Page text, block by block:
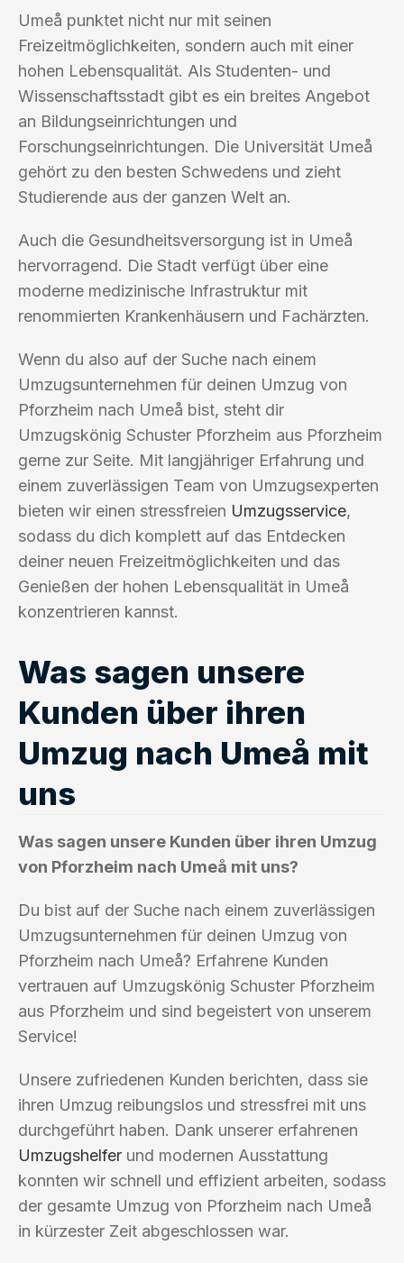
Umeå punktet nicht nur mit seinen
Freizeitmöglichkeiten, sondern auch mit einer
hohen Lebensqualität. Als Studenten- und
Wissenschaftsstadt gibt es ein breites Angebot
an Bildungseinrichtungen und
Forschungseinrichtungen. Die Universität Umeå
gehört zu den besten Schwedens und zieht
Studierende aus der ganzen Welt an.
Auch die Gesundheitsversorgung ist in Umeå
hervorragend. Die Stadt verfügt über eine
moderne medizinische Infrastruktur mit
renommierten Krankenhäusern und Fachärzten.
Wenn du also auf der Suche nach einem
Umzugsunternehmen für deinen Umzug von
Pforzheim nach Umeå bist, steht dir
Umzugskönig Schuster Pforzheim aus Pforzheim
gerne zur Seite. Mit langjähriger Erfahrung und
einem zuverlässigen Team von Umzugsexperten
bieten wir einen stressfreien Umzugsservice,
sodass du dich komplett auf das Entdecken
deiner neuen Freizeitmöglichkeiten und das
Genießen der hohen Lebensqualität in Umeå
konzentrieren kannst.
Was sagen unsere
Kunden über ihren
Umzug nach Umeå mit
uns
Was sagen unsere Kunden über ihren Umzug
von Pforzheim nach Umeå mit uns?
Du bist auf der Suche nach einem zuverlässigen
Umzugsunternehmen für deinen Umzug von
Pforzheim nach Umeå? Erfahrene Kunden
vertrauen auf Umzugskönig Schuster Pforzheim
aus Pforzheim und sind begeistert von unserem
Service!
Unsere zufriedenen Kunden berichten, dass sie
ihren Umzug reibungslos und stressfrei mit uns
durchgeführt haben. Dank unserer erfahrenen
Umzugshelfer und modernen Ausstattung
konnten wir schnell und effizient arbeiten, sodass
der gesamte Umzug von Pforzheim nach Umeå
in kürzester Zeit abgeschlossen war.